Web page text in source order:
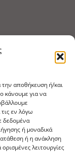
την αποθήκευση ή/και
κάνουμε για να
εν λόγω
δεδομένα
ή μοναδικά
ή η ανάκληση
λειτουργίες